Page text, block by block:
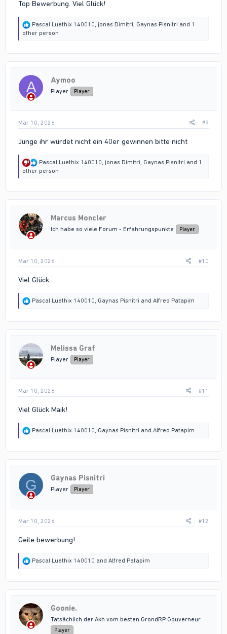
Top Bewerbung. Viel Glück!
R
e
i
n
s
:
Pascal Luethix 140010 jonas Dimitri Gaynas Pisnitri and 1
other person
A Aymoo
Player Player
Mar 10, 2026 #9
Junge ihr würdet nicht ein 40er gewinnen bitte nicht
R
e
n
s
:
Pascal Luethix 140010, jonas Dimitri, Gaynas Pisnitri and 1
other person
Marcus Moncler
Ich habe so viele Forum - Erfahrungspunkte Player
Mar 10, 2026 #10
Viel Glück
R
t
n
s
Pascal Luethix 140010 Gaynas Pisnitri and Alfred Patapim
Melissa Graf
Player Player
Mar 10, 2026 #11
Viel Glück Maik!
R
o
n
s
Pascal Luethix 140010, Gaynas Pisnitri and Alfred Patapim
G Gaynas Pisnitri
Player Player
Mar 10, 2026 #12
Geile bewerbung!
R
t
o
n
s
Pascal Luethix 140010 and Alfred Patapim
Goonie.
Tatsächlich der Akh vom besten GrondRP Gouverneur.
Player